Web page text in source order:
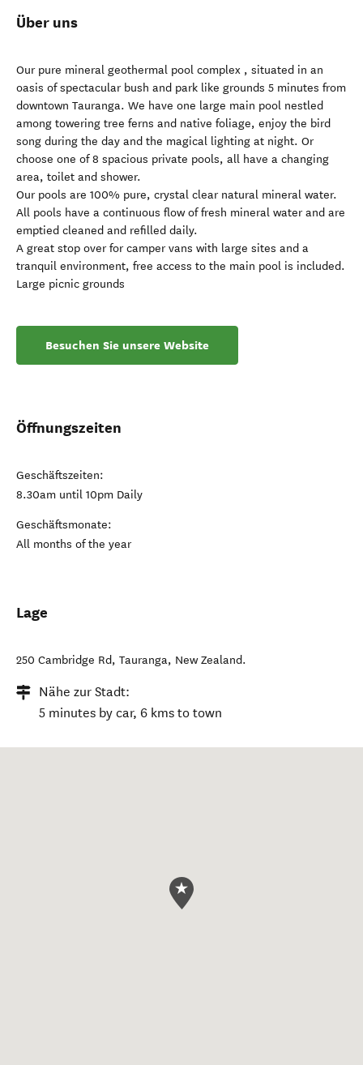
Über uns
Our pure mineral geothermal pool complex , situated in an
oasis of spectacular bush and park like grounds 5 minutes from
downtown Tauranga. We have one large main pool nestled
among towering tree ferns and native foliage, enjoy the bird
song during the day and the magical lighting at night. Or
choose one of 8 spacious private pools, all have a changing
area, toilet and shower.
Our pools are 100% pure, crystal clear natural mineral water.
All pools have a continuous flow of fresh mineral water and are
emptied cleaned and refilled daily.
A great stop over for camper vans with large sites and a
tranquil environment, free access to the main pool is included.
Large picnic grounds
Besuchen Sie unsere Website
Öffnungszeiten
Geschäftszeiten:
8.30am until 10pm Daily
Geschäftsmonate:
All months of the year
Lage
250 Cambridge Rd, Tauranga, New Zealand.
Nähe zur Stadt:
5 minutes by car, 6 kms to town